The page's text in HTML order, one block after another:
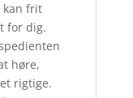
kan frit
for dig.
høre,
rigtige.